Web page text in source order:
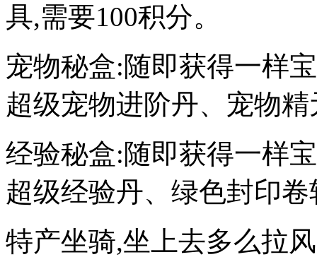
具,需要100积分。
宠物秘盒:随即获得一样
超级宠物进阶丹、宠物
经验秘盒:随即获得一样
超级经验丹、绿色封印
特产坐骑,坐上去多么拉